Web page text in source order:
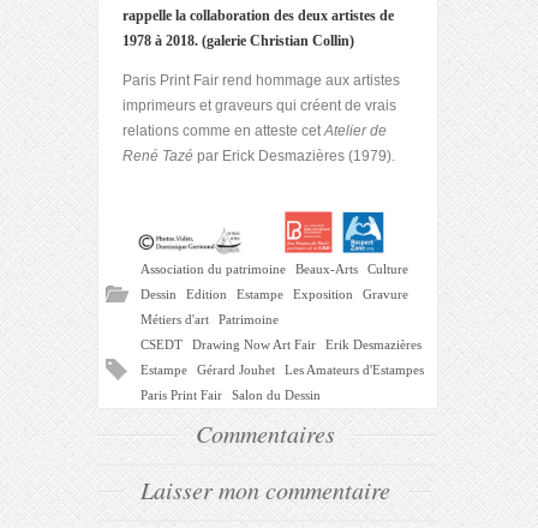
rappelle la collaboration des deux artistes de
1978 à 2018. (galerie Christian Collin)
Paris Print Fair rend hommage aux artistes
imprimeurs et graveurs qui créent de vrais
relations comme en atteste cetAtelier de
René Tazé par Erick Desmazières (1979).
Association du patrimoine Beaux-Arts
Culture
Dessin
Edition Estampe Exposition
Gravure
Métiers d'art
Patrimoine
CSEDT
Drawing Now Art Fair
Erik Desmazières
Estampe
Gérard Jouhet
Les Amateurs d'Estampes
Paris Print Fair
Salon du Dessin
Commentaires
Laisser mon commentaire